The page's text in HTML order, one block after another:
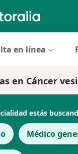
en línea
en Cáncer
estás
Médico